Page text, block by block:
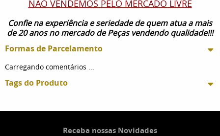
NÃO VENDEMOS PELO MERCADO LIVRE
Confie na experiência e seriedade de quem atua a mais
de 20 anos no mercado de Peças vendendo qualidade!!!
Formas de Parcelamento
Carregando comentários ...
Tags do Produto
Receba nossas Novidades